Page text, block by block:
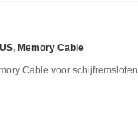
Memory Cable
Cable voor schijfremsloten